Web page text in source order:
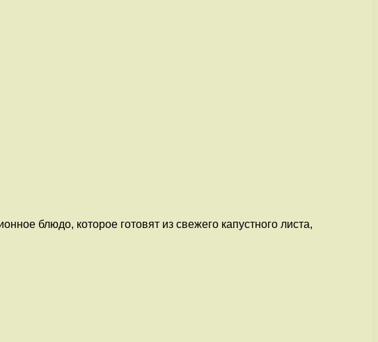
блюдо, которое готовят из свежего капустного листа,